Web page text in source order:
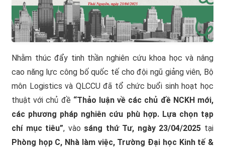
Nhằm thúc đẩy tinh thần nghiên cứu khoa học và nâng
cao năng lực công bố quốc tế cho đội ngũ giảng viên, Bộ
môn Logistics và QLCCU đã tổ chức buổi sinh hoạt học
thuật với chủ đề “Thảo luận về các chủ đề NCKH mới,
các phương pháp nghiên cứu phù hợp. Lựa chọn tạp
chí mục tiêu”, vào sáng thứ Tư, ngày 23/04/2025 tại
Phòng họp C, Nhà làm việc, Trường Đại học Kinh tế &